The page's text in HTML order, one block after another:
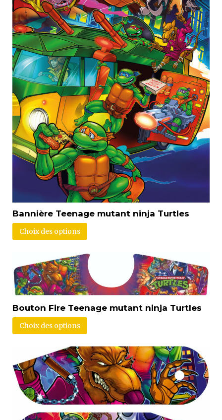
Bannière Teenage mutant ninja Turtles
Choix des options
Bouton Fire Teenage mutant ninja Turtles
Choix des options